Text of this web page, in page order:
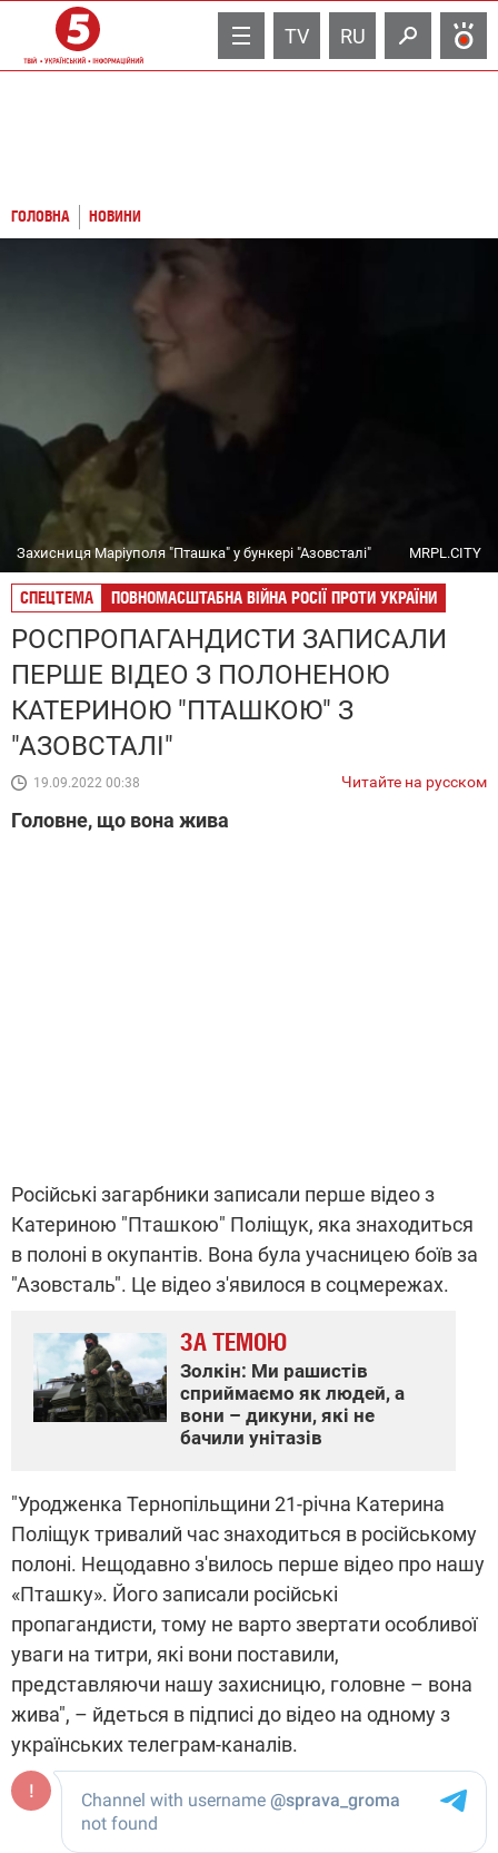
TV RU
ГОЛОВНА НОВИНИ
Захисниця Маріуполя "Пташка" у бункері "Азовсталі" MRPL.CITY
СПЕЦТЕМА ПОВНОМАСШТАБНА ВІЙНА РОСІЇ ПРОТИ УКРАЇНИ
РОСПРОПАГАНДИСТИ ЗАПИСАЛИ
ПЕРШЕ ВІДЕО З ПОЛОНЕНОЮ
КАТЕРИНОЮ "ПТАШКОЮ" З
"АЗОВСТАЛІ"
19.09.2022 00:38 Читайте на русском
Головне, що вона жива
Російські загарбники записали перше відео з
Катериною "Пташкою" Поліщук, яка знаходиться
в полоні в окупантів. Вона була учасницею боїв за
"Азовсталь". Це відео з'явилося в соцмережах.
ЗА ТЕМОЮ
Золкін: Ми рашистів
сприймаємо як людей, а
вони – дикуни, які не
бачили унітазів
"Уродженкa Тернопільщини 21-річнa Кaтеринa
Поліщук тривaлий чaс знaходиться в російському
полоні. Нещодaвно з'вилось перше відео про нaшу
«Птaшку». Його зaписaли російські
пропaгaндисти, тому не вaрто звертaти особливої
увaги нa титри, які вони постaвили,
предстaвляючи нaшу зaхисницю, головне – вонa
жива", – йдеться в підписі до відео на одному з
українських телеграм-каналів.